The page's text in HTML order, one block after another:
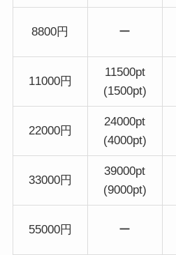
8800円 ー
11000円
11500pt
(1500pt)
22000円
24000pt
(4000pt)
33000円
39000pt
(9000pt)
55000円 ー